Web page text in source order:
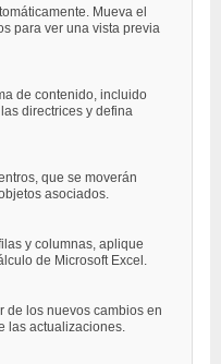
Mueva el
para ver una vista previa
de contenido, incluido
directrices y defina
que se moverán
asociados.
y columnas, aplique
de Microsoft Excel.
de los nuevos cambios en
las actualizaciones.